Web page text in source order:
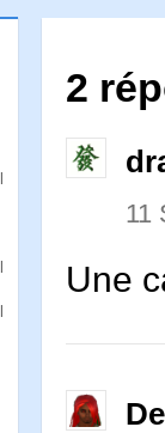
2
11
Une